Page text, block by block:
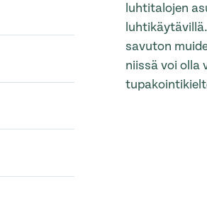
luhtitalojen
savuton
niissä voi olla